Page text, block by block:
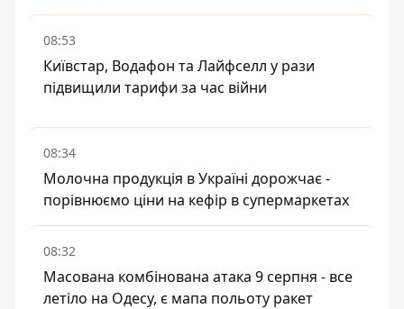
08:53
Київстар, Водафон та Лайфселл у рази
підвищили тарифи за час війни
08:34
Молочна продукція в Україні дорожчає -
порівнюємо ціни на кефір в супермаркетах
08:32
Масована комбінована атака 9 серпня - все
летіло на Одесу, є мапа польоту ракет